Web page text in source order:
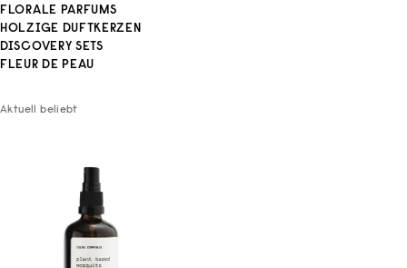
FLORALE PARFUMS
HOLZIGE DUFTKERZEN
DISCOVERY SETS
FLEUR DE PEAU
Aktuell beliebt